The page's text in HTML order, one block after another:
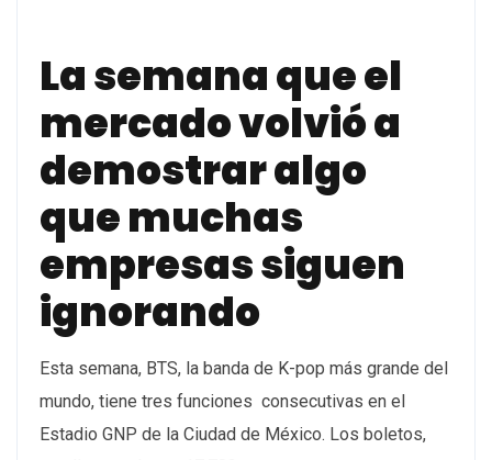
La semana que el
mercado volvió a
demostrar algo
que muchas
empresas siguen
ignorando
Esta semana, BTS, la banda de K-pop más grande del
mundo, tiene tres funciones consecutivas en el
Estadio GNP de la Ciudad de México. Los boletos,